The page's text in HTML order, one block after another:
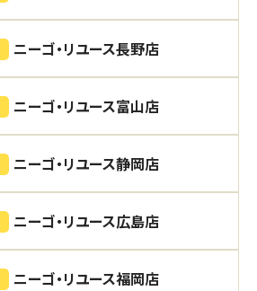
ニーゴ・リユース長野店
ニーゴ・リユース富山店
ニーゴ・リユース静岡店
ニーゴ・リユース広島店
ニーゴ・リユース福岡店